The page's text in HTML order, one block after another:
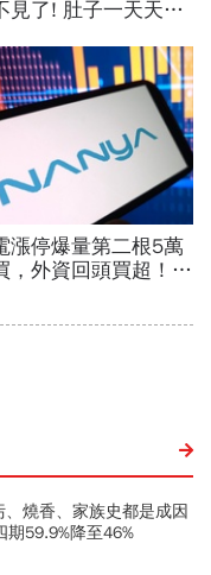
燒香、家族史都是成因
期59.9%降至46%